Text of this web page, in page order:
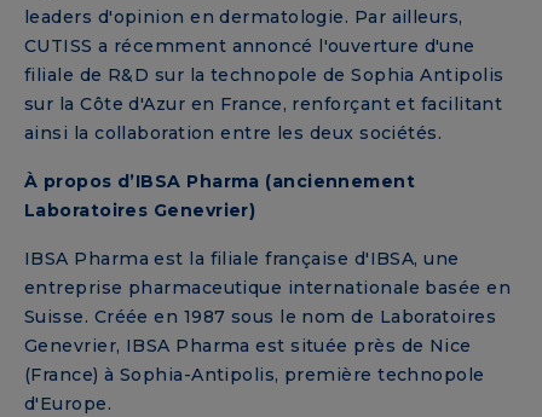
leaders d'opinion en dermatologie. Par ailleurs,
CUTISS a récemment annoncé l'ouverture d'une
filiale de R&D sur la technopole de Sophia Antipolis
sur la Côte d'Azur en France, renforçant et facilitant
ainsi la collaboration entre les deux sociétés.
À propos d’IBSA Pharma (anciennement
Laboratoires Genevrier)
IBSA Pharma est la filiale française d'IBSA, une
entreprise pharmaceutique internationale basée en
Suisse. Créée en 1987 sous le nom de Laboratoires
Genevrier, IBSA Pharma est située près de Nice
(France) à Sophia-Antipolis, première technopole
d'Europe.